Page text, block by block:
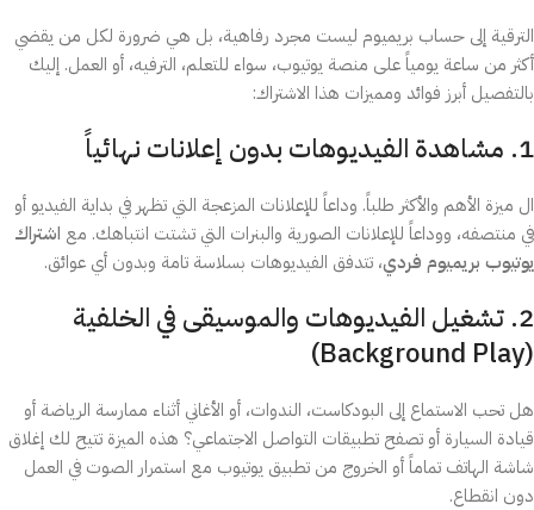
الترقية إلى حساب بريميوم ليست مجرد رفاهية، بل هي ضرورة لكل من يقضي
أكثر من ساعة يومياً على منصة يوتيوب، سواء للتعلم، الترفيه، أو العمل. إليك
بالتفصيل أبرز فوائد ومميزات هذا الاشتراك:
1. مشاهدة الفيديوهات بدون إعلانات نهائياً
ال ميزة الأهم والأكثر طلباً. وداعاً للإعلانات المزعجة التي تظهر في بداية الفيديو أو
في منتصفه، ووداعاً للإعلانات الصورية والبنرات التي تشتت انتباهك. مع اشتراك
يوتيوب بريميوم فردي، تتدفق الفيديوهات بسلاسة تامة وبدون أي عوائق.
2. تشغيل الفيديوهات والموسيقى في الخلفية
(Background Play)
هل تحب الاستماع إلى البودكاست، الندوات، أو الأغاني أثناء ممارسة الرياضة أو
قيادة السيارة أو تصفح تطبيقات التواصل الاجتماعي؟ هذه الميزة تتيح لك إغلاق
شاشة الهاتف تماماً أو الخروج من تطبيق يوتيوب مع استمرار الصوت في العمل
دون انقطاع.